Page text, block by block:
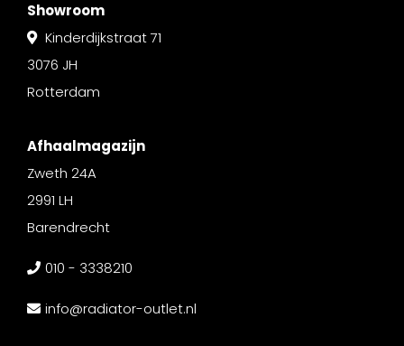
Showroom
Kinderdijkstraat 71
3076 JH
Rotterdam
Afhaalmagazijn
Zweth 24A
2991 LH
Barendrecht
010 - 3338210
info@radiator-outlet.nl